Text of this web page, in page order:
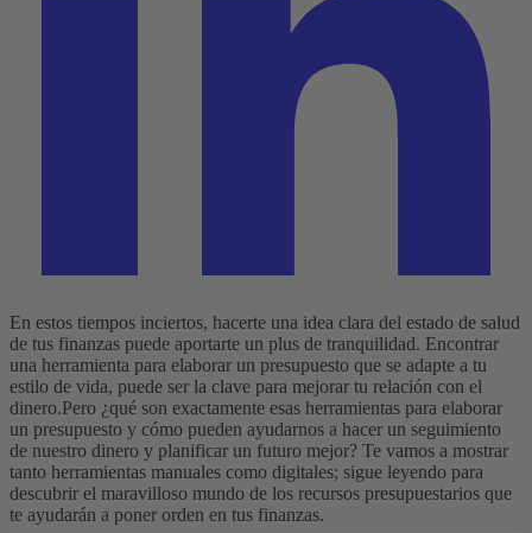
En estos tiempos inciertos, hacerte una idea clara del estado de salud
de tus finanzas puede aportarte un plus de tranquilidad. Encontrar
una herramienta para elaborar un presupuesto que se adapte a tu
estilo de vida, puede ser la clave para mejorar tu relación con el
dinero.Pero ¿qué son exactamente esas herramientas para elaborar
un presupuesto y cómo pueden ayudarnos a hacer un seguimiento
de nuestro dinero y planificar un futuro mejor? Te vamos a mostrar
tanto herramientas manuales como digitales; sigue leyendo para
descubrir el maravilloso mundo de los recursos presupuestarios que
te ayudarán a poner orden en tus finanzas.